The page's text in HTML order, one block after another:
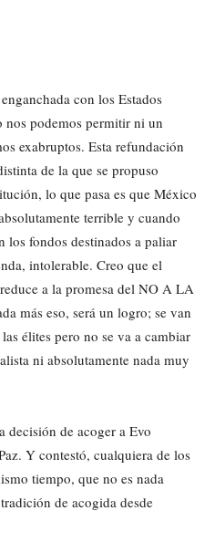
con los Estados
nos podemos permitir ni un
exabruptos. Esta refundación
de la que se propuso
lo que pasa es que México
terrible y cuando
fondos destinados a paliar
intolerable. Creo que el
a la promesa del NO A LA
más eso, será un logro; se van
élites pero no se va a cambiar
ni absolutamente nada muy
decisión de acoger a Evo
Y contestó, cualquiera de los
tiempo, que no es nada
de acogida desde